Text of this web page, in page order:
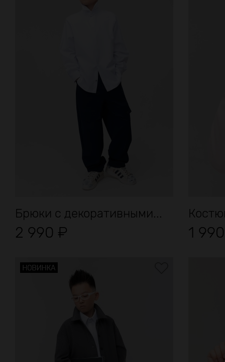
Брюки с декоративными...
2 990 ₽ 1